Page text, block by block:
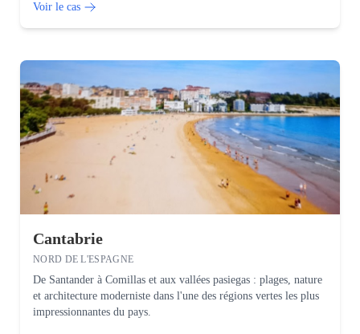
Voir le cas
Cantabrie
NORD DE L'ESPAGNE
De Santander à Comillas et aux vallées pasiegas : plages, nature
et architecture moderniste dans l'une des régions vertes les plus
impressionnantes du pays.